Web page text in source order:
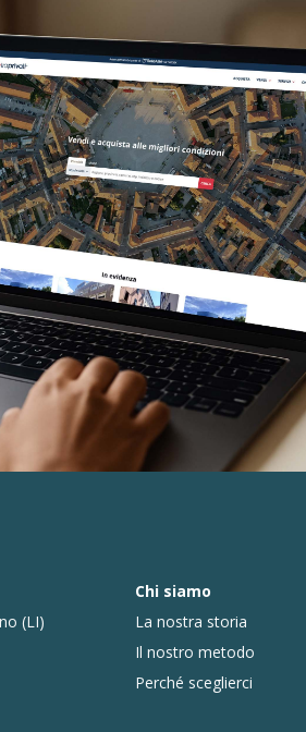
(LI)
Chi siamo
La nostra storia
Il nostro metodo
Perché sceglierci